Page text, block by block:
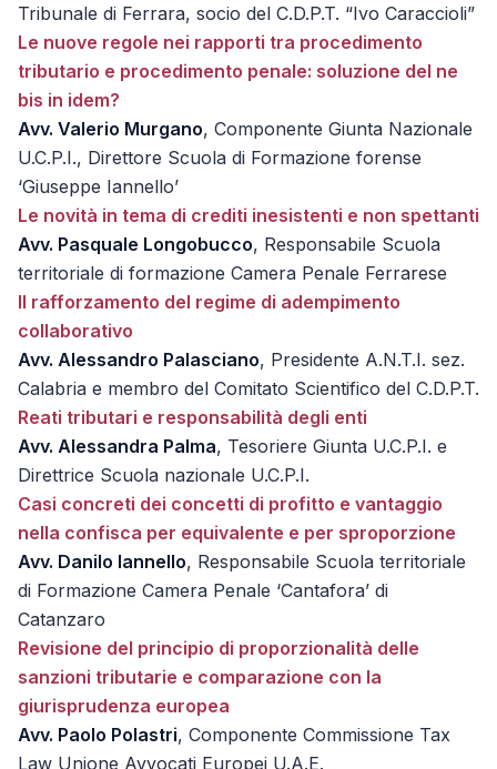
Tribunale di Ferrara, socio del C.D.P.T. “Ivo Caraccioli”
Le nuove regole nei rapporti tra procedimento
tributario e procedimento penale: soluzione del ne
bis in idem?
Avv. Valerio Murgano, Componente Giunta Nazionale
U.C.P.I., Direttore Scuola di Formazione forense
‘Giuseppe Iannello’
Le novità in tema di crediti inesistenti e non spettanti
Avv. Pasquale Longobucco, Responsabile Scuola
territoriale di formazione Camera Penale Ferrarese
Il rafforzamento del regime di adempimento
collaborativo
Avv. Alessandro Palasciano, Presidente A.N.T.I. sez.
Calabria e membro del Comitato Scientifico del C.D.P.T.
Reati tributari e responsabilità degli enti
Avv. Alessandra Palma, Tesoriere Giunta U.C.P.I. e
Direttrice Scuola nazionale U.C.P.I.
Casi concreti dei concetti di profitto e vantaggio
nella confisca per equivalente e per sproporzione
Avv. Danilo Iannello, Responsabile Scuola territoriale
di Formazione Camera Penale ‘Cantafora’ di
Catanzaro
Revisione del principio di proporzionalità delle
sanzioni tributarie e comparazione con la
giurisprudenza europea
Avv. Paolo Polastri, Componente Commissione Tax
Law Unione Avvocati Europei U.A.E.